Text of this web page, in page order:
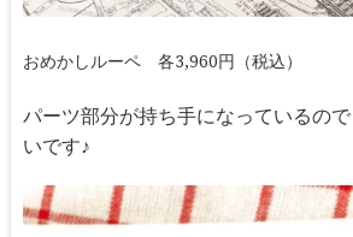
おめかしルーペ 各3,960円（税込）
パーツ部分が持ち手になっているの
いです♪